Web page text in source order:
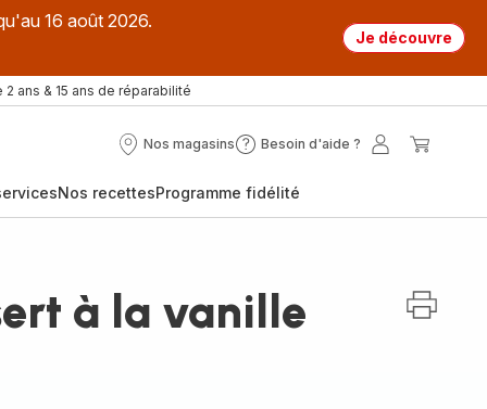
16 août 2026.
Je découvre
2 ans & 15 ans de réparabilité
Nos magasins
Nos
Besoin d'aide ?
Besoin
?
Mon
Nos recettesProgramme fidélité
à la vanille